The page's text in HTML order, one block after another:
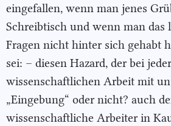
eingefallen, wenn man jenes
Schreibtisch und wenn man das
Fragen nicht hinter sich gehabt
sei: – diesen Hazard, der bei jeder
wissenschaftlichen Arbeit mit
„Eingebung“ oder nicht? auch
wissenschaftliche Arbeiter in